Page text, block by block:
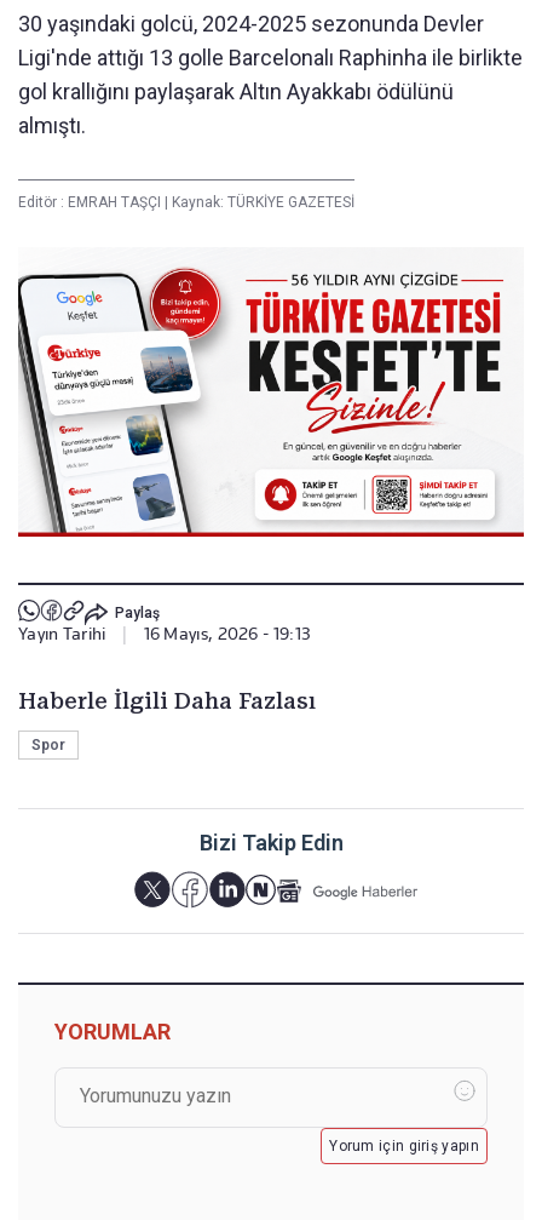
30 yaşındaki golcü, 2024-2025 sezonunda Devler
Ligi'nde attığı 13 golle Barcelonalı Raphinha ile birlikte
gol krallığını paylaşarak Altın Ayakkabı ödülünü
almıştı.
Editör : EMRAH TAŞÇI | Kaynak: TÜRKİYE GAZETESİ
Paylaş
Yayın Tarihi 16 Mayıs, 2026 - 19:13
Haberle İlgili Daha Fazlası
Spor
Bizi Takip Edin
YORUMLAR
Yorum için giriş yapın